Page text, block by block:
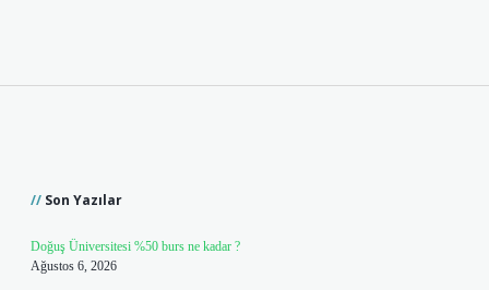
Son Yazılar
Doğuş Üniversitesi %50 burs ne kadar ?
Ağustos 6, 2026